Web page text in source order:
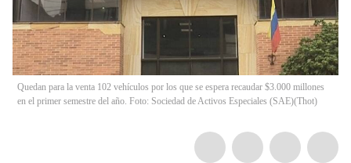
Quedan para la venta 102 vehículos por los que se espera recaudar $3.000 millones
en el primer semestre del año. Foto: Sociedad de Activos Especiales (SAE)(Thot)